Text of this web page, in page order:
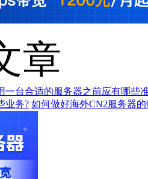
章
一台合适的服务器之前应有哪些
业务? 如何做好海外CN2服务器的